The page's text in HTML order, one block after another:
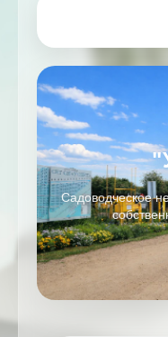
Садоводческое